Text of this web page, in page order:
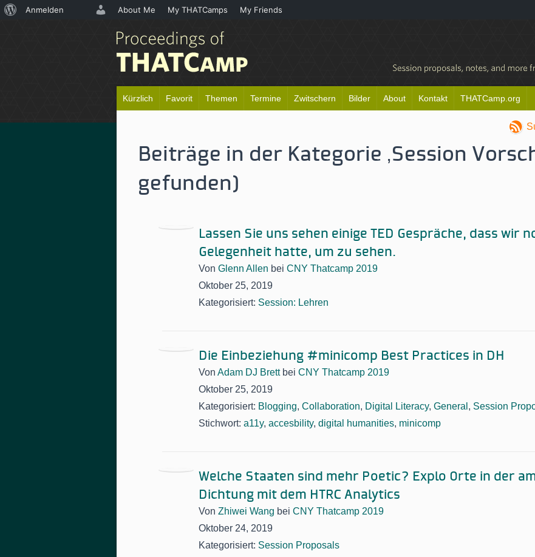
Kürzlich Favorit Themen Termine Zwitschern Bilder About Kontakt THATCamp.org
Beiträge in der Kategorie ‚Session
gefunden)
Lassen Sie uns sehen einige TED Gespräche, dass wir
Gelegenheit hatte, um zu sehen.
Von Glenn Allen bei CNY Thatcamp 2019
Oktober 25, 2019
Kategorisiert: Session: Lehren
Die Einbeziehung #minicomp Best Practices in DH
Von Adam DJ Brett bei CNY Thatcamp 2019
Oktober 25, 2019
Kategorisiert: Blogging, Collaboration, Digital Literacy, General , Session
Stichwort: a11y, accesbility, digital humanities, minicomp
Welche Staaten sind mehr Poetic? Explo Orte in der
Dichtung mit dem HTRC Analytics
Von Zhiwei Wang bei CNY Thatcamp 2019
Oktober 24, 2019
Kategorisiert: Session Proposals
Über
Anmelden About Me My THATCamps My Friends